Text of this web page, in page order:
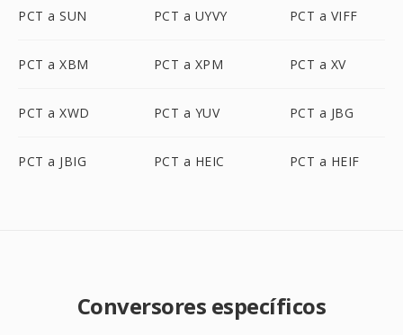
PCT a SUN PCT a UYVY PCT a VIFF
PCT a XBM PCT a XPM PCT a XV
PCT a XWD PCT a YUV PCT a JBG
PCT a JBIG PCT a HEIC PCT a HEIF
Conversores específicos